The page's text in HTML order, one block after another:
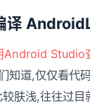
译
Android Studio
知道,仅仅看代
肤浅,往往过